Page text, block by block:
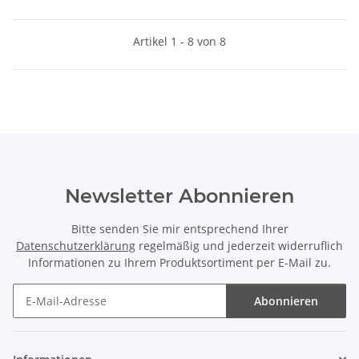
Artikel 1 - 8 von 8
Newsletter Abonnieren
Bitte senden Sie mir entsprechend Ihrer
Datenschutzerklärung regelmäßig und jederzeit widerruflich
Informationen zu Ihrem Produktsortiment per E-Mail zu.
Abonnieren